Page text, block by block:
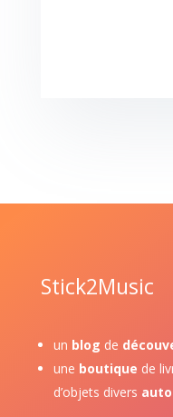
Stick2Music
un blog de
une boutique de
d’objets divers